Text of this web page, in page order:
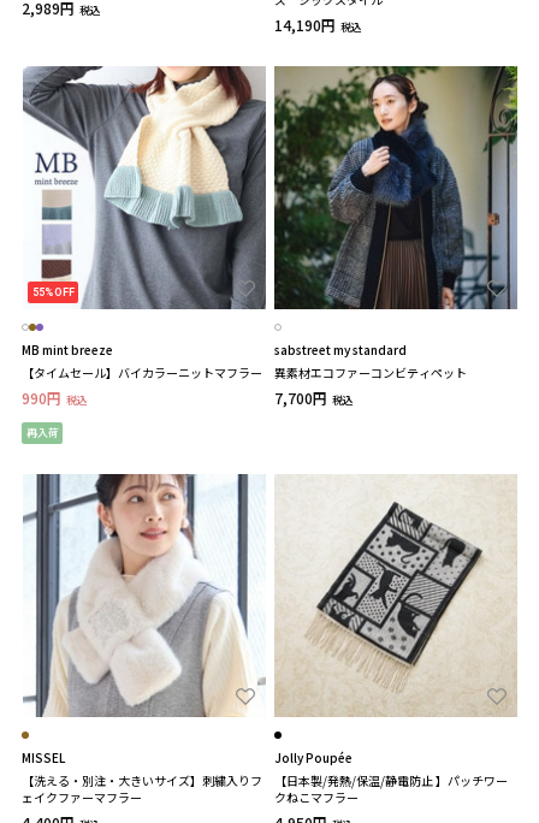
2,989円 税込
14,190円 税込
55%OFF
MB mint breeze
【タイムセール】バイカラーニットマフラー
990円 税込
再入荷
sabstreet my standard
異素材エコファーコンビティペット
7,700円 税込
MISSEL
【洗える・別注・大きいサイズ】刺繍入りフ
ェイクファーマフラー
Jolly Poupée
【日本製/発熱/保温/静電防止 】パッチワー
クねこマフラー